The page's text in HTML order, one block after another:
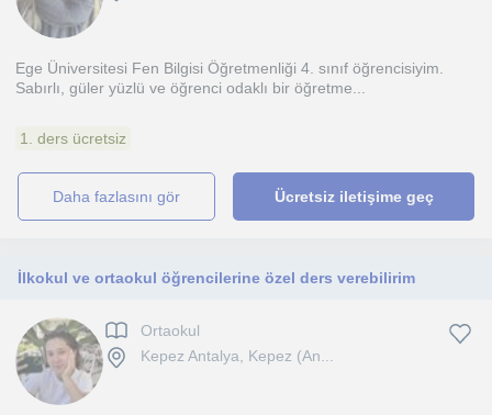
Ege Üniversitesi Fen Bilgisi Öğretmenliği 4. sınıf öğrencisiyim.
Sabırlı, güler yüzlü ve öğrenci odaklı bir öğretme...
1. ders ücretsiz
daha fazlasını gör Ücretsiz iletişime geç
İlkokul ve ortaokul öğrencilerine özel ders verebilirim
Ortaokul
Kepez Antalya, Kepez (An...